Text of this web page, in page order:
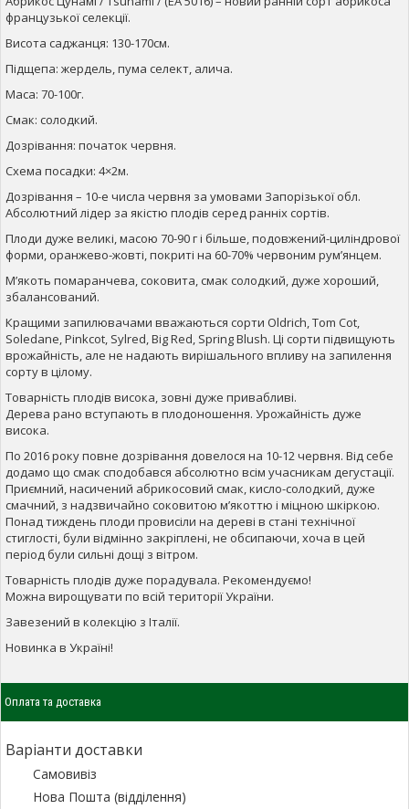
французької селекції.
Висота саджанця: 130-170см.
Підщепа: жердель, пума селект, алича.
Маса: 70-100г.
Смак: солодкий.
Дозрівання: початок червня.
Схема посадки: 4×2м.
Дозрівання – 10-е числа червня за умовами Запорізької обл.
Абсолютний лідер за якістю плодів серед ранніх сортів.
Плоди дуже великі, масою 70-90 г і більше, подовжений-циліндрової
форми, оранжево-жовті, покриті на 60-70% червоним рум’янцем.
М’якоть помаранчева, соковита, смак солодкий, дуже хороший,
збалансований.
Кращими запилювачами вважаються сорти Oldrich, Tom Cot,
Soledane, Pinkcot, Sylred, Big Red, Spring Blush. Ці сорти підвищують
врожайність, але не надають вирішального впливу на запилення
сорту в цілому.
Товарність плодів висока, зовні дуже привабливі.
Дерева рано вступають в плодоношення. Урожайність дуже
висока.
По 2016 року повне дозрівання довелося на 10-12 червня. Від себе
додамо що смак сподобався абсолютно всім учасникам дегустації.
Приємний, насичений абрикосовий смак, кисло-солодкий, дуже
смачний, з надзвичайно соковитою м’якоттю і міцною шкіркою.
Понад тиждень плоди провисіли на дереві в стані технічної
стиглості, були відмінно закріплені, не обсипаючи, хоча в цей
період були сильні дощі з вітром.
Товарність плодів дуже порадувала. Рекомендуємо!
Можна вирощувати по всій території України.
Завезений в колекцію з Італії.
Новинка в Україні!
Оплата та доставка
Варіанти доставки
Самовивіз
Нова Пошта (відділення)